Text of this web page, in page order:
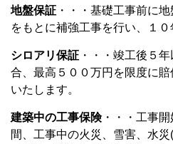
地盤保証 ・・・基礎工事前に
をもとに補強工事を行い、１０
シロアリ保証 ・・・竣工後５
合、最高５００万円を限度に
いたします。
建築中の工事保険・・・工事
間、工事中の火災、雪害、水